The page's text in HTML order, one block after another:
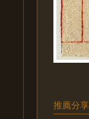
推薦分享